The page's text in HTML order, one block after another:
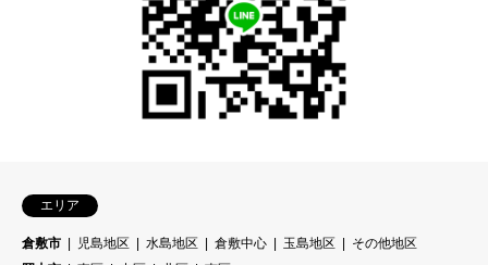
エリア
倉敷市 児島地区 水島地区 倉敷中心 玉島地区
その他地区